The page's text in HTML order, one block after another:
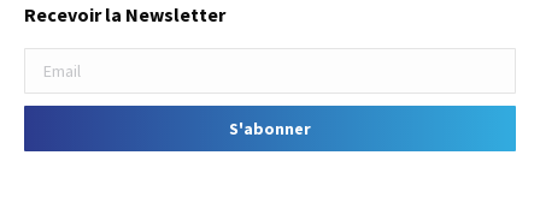
Recevoir la Newsletter